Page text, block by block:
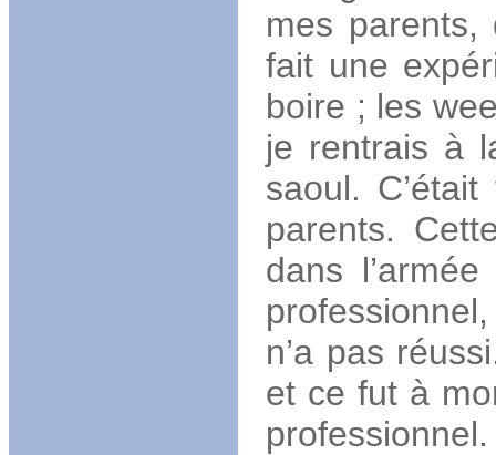
mes parents,
fait une
boire ; les
je rentrais à
saoul.
parents.
dans
n’a pas
et ce fut à
professionnel.